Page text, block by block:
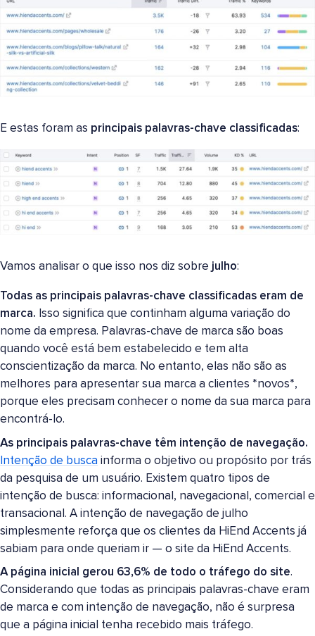
E estas foram as principais palavras-chave classificadas:
Vamos analisar o que isso nos diz sobre julho:
Todas as principais palavras-chave classificadas eram de
marca. Isso significa que continham alguma variação do
nome da empresa. Palavras-chave de marca são boas
quando você está bem estabelecido e tem alta
conscientização da marca. No entanto, elas não são as
melhores para apresentar sua marca a clientes *novos*,
porque eles precisam conhecer o nome da sua marca para
encontrá-lo.
As principais palavras-chave têm intenção de navegação.
Intenção de busca informa o objetivo ou propósito por trás
da pesquisa de um usuário. Existem quatro tipos de
intenção de busca: informacional, navegacional, comercial e
transacional. A intenção de navegação de julho
simplesmente reforça que os clientes da HiEnd Accents já
sabiam para onde queriam ir — o site da HiEnd Accents.
A página inicial gerou 63,6% de todo o tráfego do site.
Considerando que todas as principais palavras-chave eram
de marca e com intenção de navegação, não é surpresa
que a página inicial tenha recebido mais tráfego.